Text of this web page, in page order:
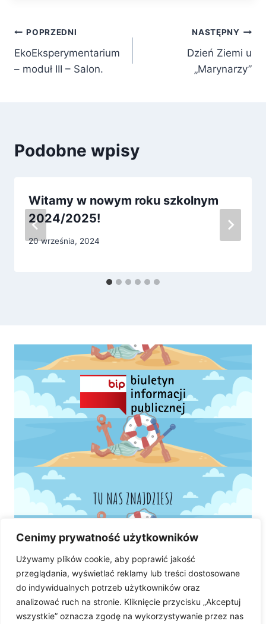
Cenimy prywatność użytkowników
Używamy plików cookie, aby poprawić jakość
przeglądania, wyświetlać reklamy lub treści dostosowane
do indywidualnych potrzeb użytkowników oraz
analizować ruch na stronie. Kliknięcie przycisku „Akceptuj
wszystkie” oznacza zgodę na wykorzystywanie przez nas
Nawigacja
wpisu
POPRZEDNI
EkoEksperymentarium
– moduł III – Salon.
NASTĘPNY
Dzień Ziemi u
„Marynarzy”
Podobne wpisy
Witamy w nowym roku szkolnym
2024/2025!
20 września, 2024
TU NAS ZNAJDZIESZ